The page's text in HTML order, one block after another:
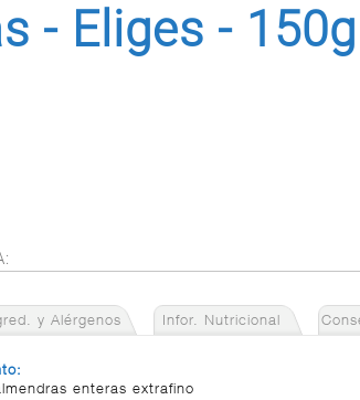
- Eliges - 150g
y Alérgenos Infor. Nutricional
enteras extrafino